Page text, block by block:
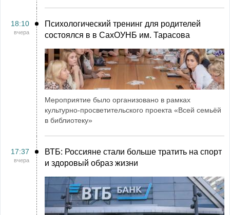
18:10
вчера
Психологический тренинг для родителей
состоялся в в СахОУНБ им. Тарасова
Мероприятие было организовано в рамках
культурно-просветительского проекта «Всей семьёй
в библиотеку»
17:37
вчера
ВТБ: Россияне стали больше тратить на спорт
и здоровый образ жизни